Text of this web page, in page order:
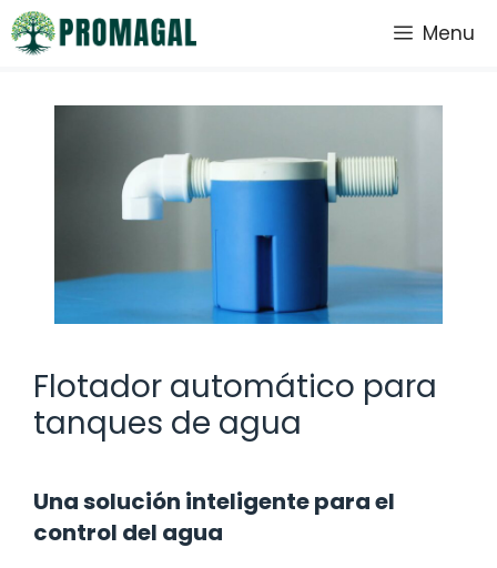
Saltar
al
Menu
Flotador automático para
tanques de agua
Una solución inteligente para el
control del agua